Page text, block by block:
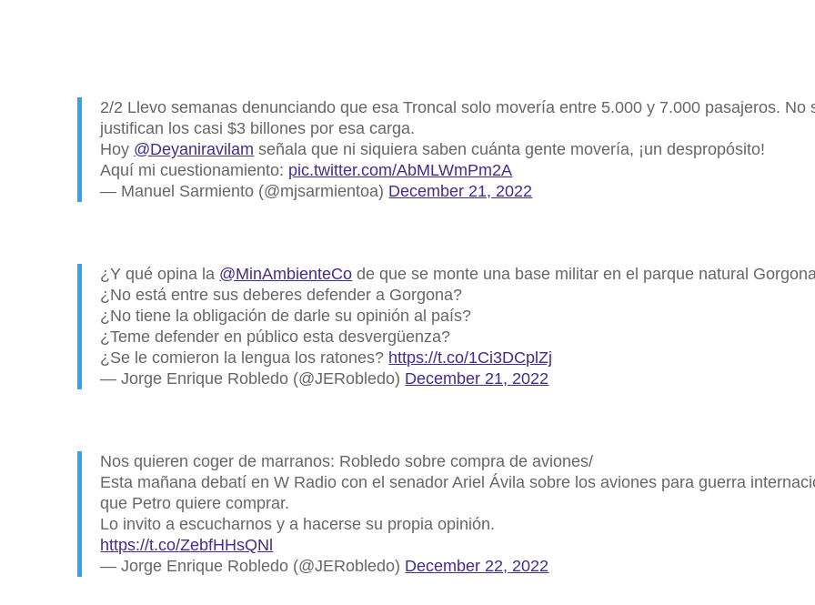
2/2 Llevo semanas denunciando que esa Troncal solo movería entre 5.000 y 7.000 pasajeros. No
justifican los casi $3 billones por esa carga.
Hoy @Deyaniravilam señala que ni siquiera saben cuánta gente movería, ¡un despropósito!
Aquí mi cuestionamiento: pic.twitter.com/AbMLWmPm2A
— Manuel Sarmiento (@mjsarmientoa) December 21, 2022
¿Y qué opina la @MinAmbienteCo de que se monte una base militar en el parque natural
¿No está entre sus deberes defender a Gorgona?
¿No tiene la obligación de darle su opinión al país?
¿Teme defender en público esta desvergüenza?
¿Se le comieron la lengua los ratones? https://t.co/1Ci3DCplZj
— Jorge Enrique Robledo (@JERobledo) December 21, 2022
Nos quieren coger de marranos: Robledo sobre compra de aviones/
Esta mañana debatí en W Radio con el senador Ariel Ávila sobre los aviones para guerra
que Petro quiere comprar.
Lo invito a escucharnos y a hacerse su propia opinión.
https://t.co/ZebfHHsQNl
— Jorge Enrique Robledo (@JERobledo) December 22, 2022